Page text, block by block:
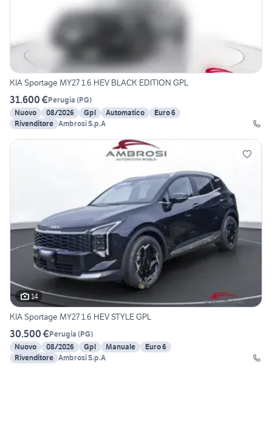
KIA Sportage MY27 1.6 HEV BLACK EDITION GPL
31.600 €Perugia (PG)
Nuovo
08/2026 Gpl Automatico
Euro 6
Rivenditore Ambrosi S.p.A
14
KIA Sportage MY27 1.6 HEV STYLE GPL
30.500 €Perugia (PG)
Nuovo
08/2026 Gpl Manuale
Euro 6
Rivenditore Ambrosi S.p.A